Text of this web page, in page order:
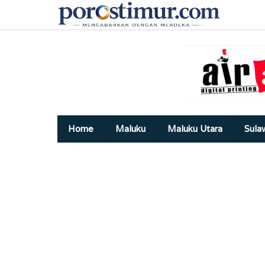
konten
Home Maluku Maluku Utara